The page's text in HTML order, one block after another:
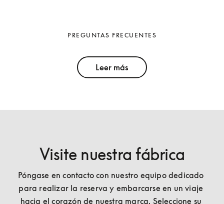
PREGUNTAS FRECUENTES
Leer más
Visite nuestra fábrica
Póngase en contacto con nuestro equipo dedicado
para realizar la reserva y embarcarse en un viaje
hacia el corazón de nuestra marca. Seleccione su